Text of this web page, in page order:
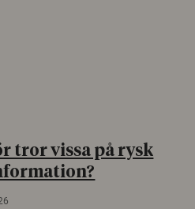
tror vissa på rysk